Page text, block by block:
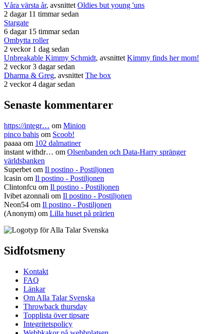
Våra värsta år, avsnittet Oldies but young 'uns
2 dagar 11 timmar sedan
Stargate
6 dagar 15 timmar sedan
Ombytta roller
2 veckor 1 dag sedan
Unbreakable Kimmy Schmidt, avsnittet Kimmy finds her mom!
2 veckor 3 dagar sedan
Dharma & Greg, avsnittet The box
2 veckor 4 dagar sedan
Senaste kommentarer
https://integr… om Minion
pinco bahis om Scoob!
paaaa om 102 dalmatiner
instant withdr… om Olsenbanden och Data-Harry spränger
världsbanken
Superbet om Il postino - Postiljonen
lcasin om Il postino - Postiljonen
Clintonfcu om Il postino - Postiljonen
Ivibet azonnali om Il postino - Postiljonen
Neon54 om Il postino - Postiljonen
(Anonym) om Lilla huset på prärien
Sidfotsmeny
Kontakt
FAQ
Länkar
Om Alla Talar Svenska
Throwback thursday
Topplista över tipsare
Integritetspolicy